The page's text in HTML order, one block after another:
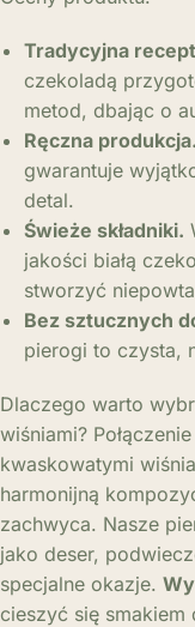
Tradycyjna
czekoladą
metod, dbając o
Ręczna produkcja.
gwarantuje
detal.
Świeże składniki.
jakości białą
stworzyć
Bez sztucznych
pierogi to czysta,
Dlaczego warto
wiśniami?
kwaskowatymi
harmonijną
zachwyca. Nasze
jako deser,
specjalne okazje.
cieszyć się